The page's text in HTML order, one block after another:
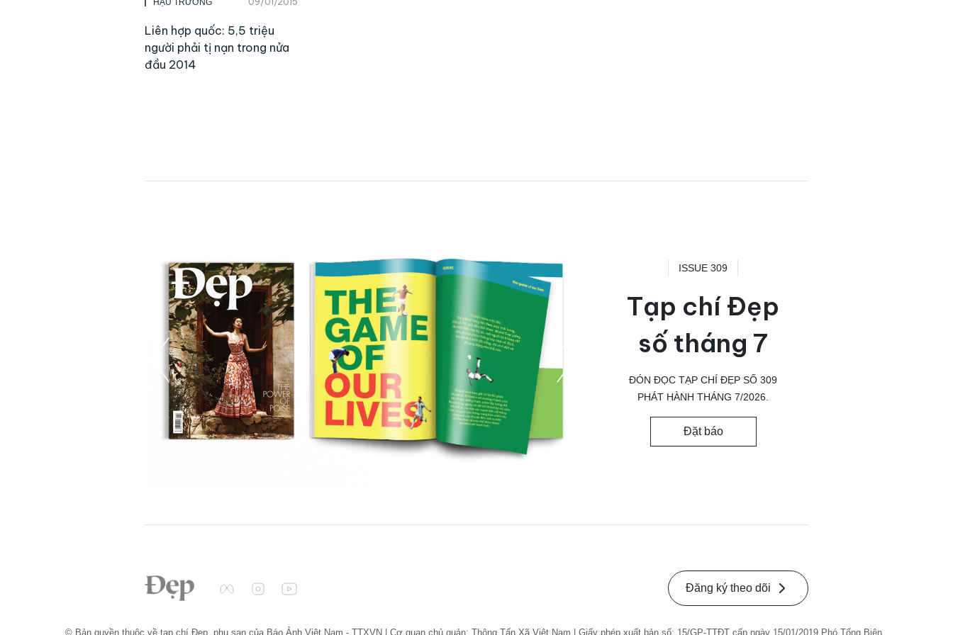
Liên hợp quốc: 5,5 triệu
người phải tị nạn trong nửa
đầu 2014
ISSUE 309
Tạp chí Đẹp
số tháng 7
ĐÓN ĐỌC TẠP CHÍ ĐẸP SỐ 309
PHÁT HÀNH THÁNG 7/2026.
Đặt báo
Đăng ký theo dõi
© Bản quyền thuộc về tạp chí Đẹp, phụ san của Báo Ảnh Việt Nam - TTXVN | Cơ quan chủ quản: Thông Tấn Xã Việt Nam | Giấy phép xuất bản số: 15/GP-TTĐT cấp ngày 15/01/2019 Phó Tổng Biên